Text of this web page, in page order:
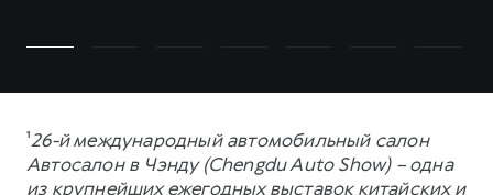
¹26-й международный автомобильный салон
Автосалон в Чэнду (Chengdu Auto Show) – одна
из крупнейших ежегодных выставок китайских и